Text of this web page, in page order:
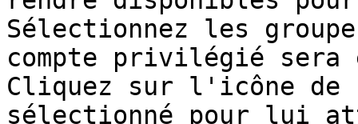
Sélectionnez les
compte privilégié sera
Cliquez sur l'icône de
sélectionné pour lui